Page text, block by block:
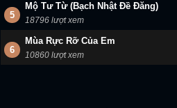
5
Mộ Tư Từ (Bạch Nhật Đề Đăng)
18796 lượt xem
6
Mùa Rực Rỡ Của Em
10860 lượt xem